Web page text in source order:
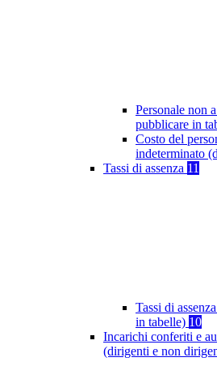
Personale non
pubblicare in
Costo del
indeterminato
Tassi di assenza 11
Tassi di
in tabelle) 10
Incarichi conferiti e
(dirigenti e non